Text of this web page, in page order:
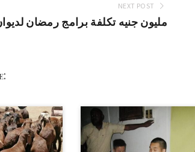
NEXT POST
100 مليون جنيه تكلفة برامج رمضان